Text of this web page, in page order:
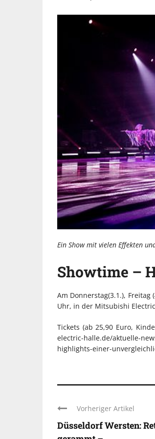
Ein Show mit vielen Effekten
Showtime –
Am Donnerstag(3.1.), Freitag
Uhr, in der Mitsubishi
Tickets (ab 25,90 Euro,
electric-halle.de/aktuelle-
highlights-einer-
Vorheriger Artikel
Düsseldorf Wersten: